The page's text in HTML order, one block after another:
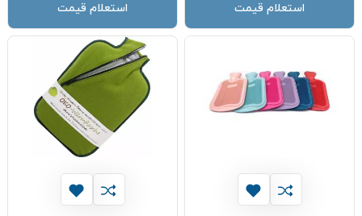
استعلام قیمت استعلام قیمت